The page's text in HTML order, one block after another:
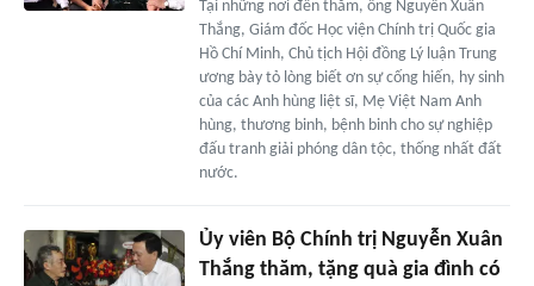
Tại những nơi đến thăm, ông Nguyễn Xuân
Thắng, Giám đốc Học viện Chính trị Quốc gia
Hồ Chí Minh, Chủ tịch Hội đồng Lý luận Trung
ương bày tỏ lòng biết ơn sự cống hiến, hy sinh
của các Anh hùng liệt sĩ, Mẹ Việt Nam Anh
hùng, thương binh, bệnh binh cho sự nghiệp
đấu tranh giải phóng dân tộc, thống nhất đất
nước.
Ủy viên Bộ Chính trị Nguyễn Xuân
Thắng thăm, tặng quà gia đình có